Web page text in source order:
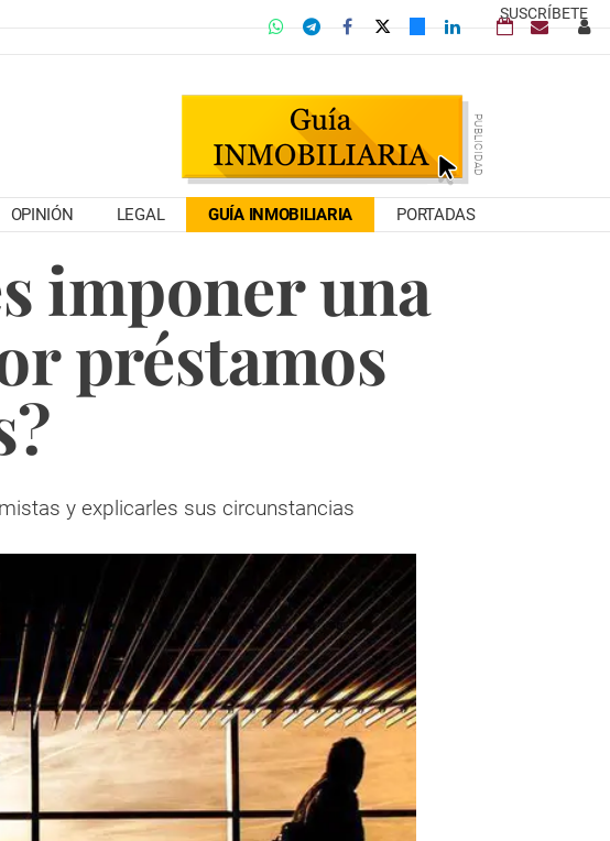
SUSCRÍBETE
OPINIÓN LEGAL GUÍA INMOBILIARIA PORTADAS
imponer una
préstamos
y explicarles sus circunstancias